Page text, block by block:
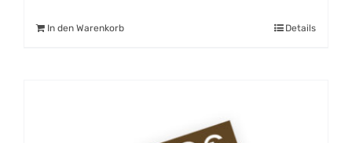
In den Warenkorb Details